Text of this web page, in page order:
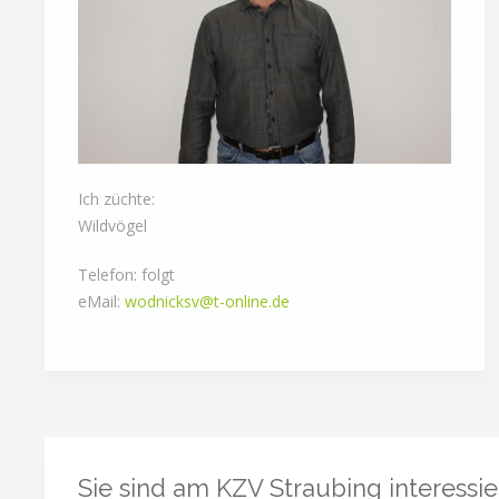
Ich züchte:
Wildvögel
Telefon: folgt
eMail: wodnicksv@t-online.de
Sie sind am KZV Straubing